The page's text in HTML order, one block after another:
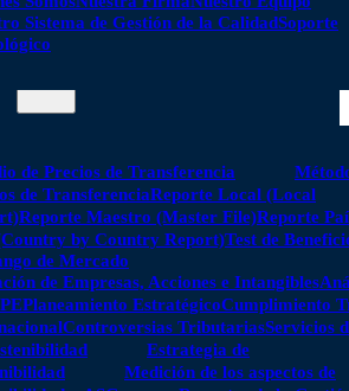
Sistema de Gestión de la CalidadSoporte
de Precios de Transferencia
de TransferenciaReporte Local (Local
Reporte Maestro (Master File)Reporte
by Country Report)Test de
de Mercado
de Empresas, Acciones e Intangibles
Planeamiento EstratégicoCumplimiento
Controversias TributariasServicios
Estrategia de
Medición de los aspectos de